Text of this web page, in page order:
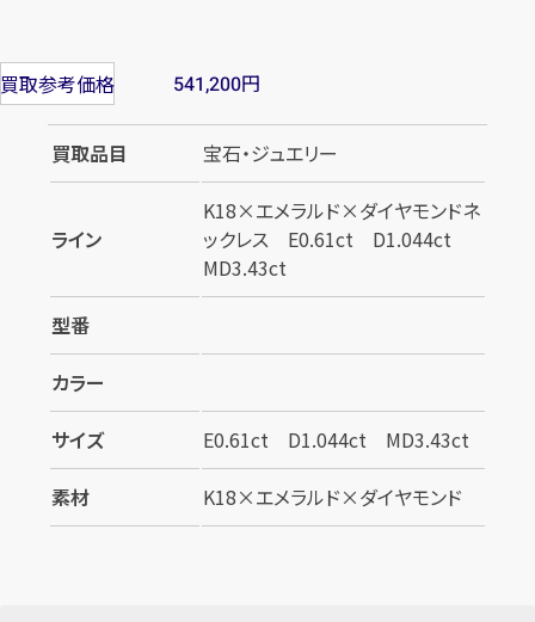
買取参考価格 541,200円
買取品目 宝石・ジュエリー
ライン
K18×エメラルド×ダイヤモンドネ
ックレス E0.61ct D1.044ct
MD3.43ct
型番
カラー
サイズ
E0.61ct D1.044ct MD3.43ct
素材
K18×エメラルド×ダイヤモンド